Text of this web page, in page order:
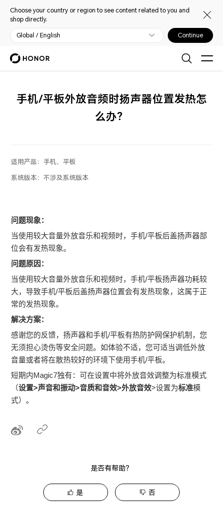
Choose your country or region to see content related to you and
shop directly.
Global / English Continue
手机/平板外放音频时扬声器位置发热怎
么办？
适用产品： 手机，平板
系统版本：不涉及系统版本
问题现象：
当使用较大音量外放音乐和视频时，手机/平板后盖扬声器部
位会有发热现象。
问题原因：
当使用较大音量外放音乐和视频时，手机/平板扬声器功耗较
大，导致手机/平板后盖扬声器位置会有发热现象，这属于正
常的发热现象。
解决方案：
感谢您的反馈，扬声器和手机/平板有热防护网保护机制，您
无须担心烫伤等安全问题。如体验不适，您可适当调低外放
音量或者将在散热较好的环境下使用手机/平板。
短期内Magic7独有：可在设置中将外放音效调整为标准模式
（设置>声音和振动>音质和音效>外放音效>设置为标准模
式）。
是否有帮助？
是 否